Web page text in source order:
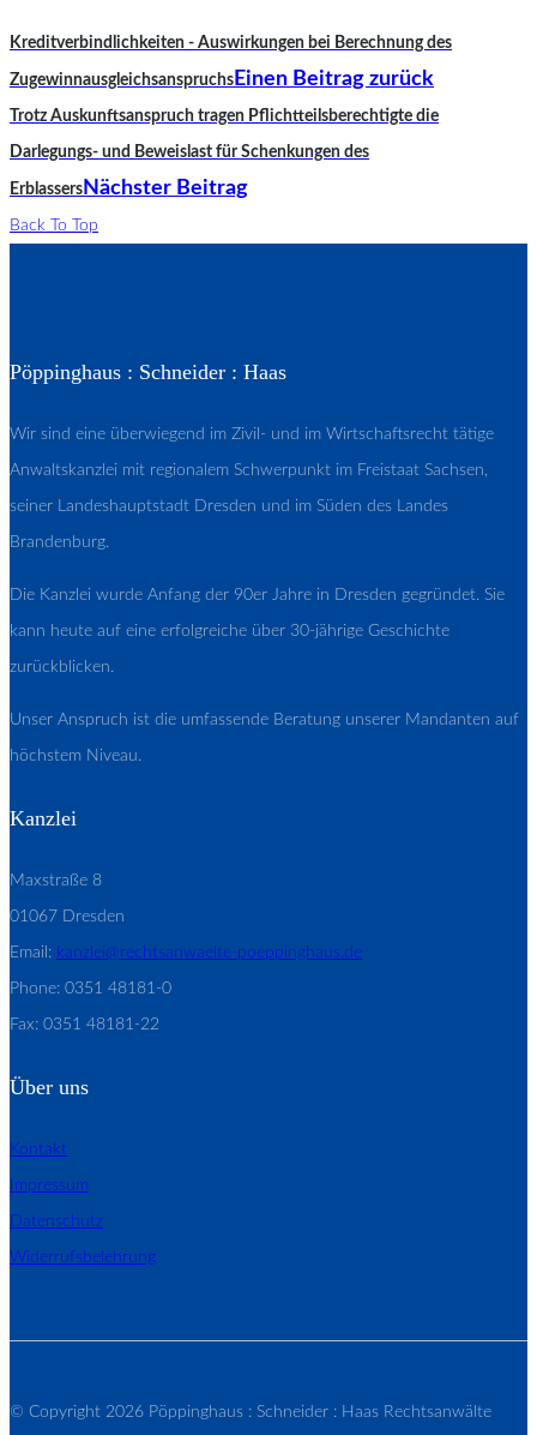
Kreditverbindlichkeiten - Auswirkungen bei Berechnung des
Zugewinnausgleichsanspruchs Einen Beitrag zurück
Trotz Auskunftsanspruch tragen Pflichtteilsberechtigte die
Darlegungs- und Beweislast für Schenkungen des
Erblassers Nächster Beitrag
Back To Top
Pöppinghaus : Schneider : Haas
Wir sind eine überwiegend im Zivil- und im Wirtschaftsrecht tätige
Anwaltskanzlei mit regionalem Schwerpunkt im Freistaat Sachsen,
seiner Landeshauptstadt Dresden und im Süden des Landes
Brandenburg.
Die Kanzlei wurde Anfang der 90er Jahre in Dresden gegründet. Sie
kann heute auf eine erfolgreiche über 30-jährige Geschichte
zurückblicken.
Unser Anspruch ist die umfassende Beratung unserer Mandanten auf
höchstem Niveau.
Kanzlei
Maxstraße 8
01067 Dresden
Email: kanzlei@rechtsanwaelte-poeppinghaus.de
Phone: 0351 48181-0
Fax: 0351 48181-22
Über uns
Kontakt
Impressum
Datenschutz
Widerrufsbelehrung
© Copyright 2026 Pöppinghaus : Schneider : Haas Rechtsanwälte